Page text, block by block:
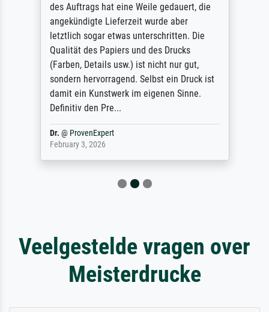
des Auftrags hat eine Weile gedauert, die
angekündigte Lieferzeit wurde aber
letztlich sogar etwas unterschritten. Die
Qualität des Papiers und des Drucks
(Farben, Details usw.) ist nicht nur gut,
sondern hervorragend. Selbst ein Druck ist
damit ein Kunstwerk im eigenen Sinne.
Definitiv den Pre...
Dr. @ ProvenExpert
February 3, 2026
Veelgestelde vragen over
Meisterdrucke